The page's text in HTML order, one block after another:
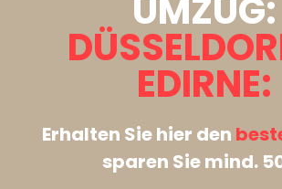
UMZUG:
EDIRNE:
Erhalten Sie hier den
sparen Sie mind.